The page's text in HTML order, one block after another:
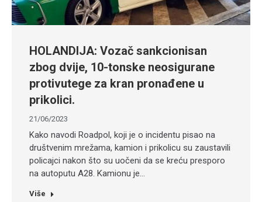
HOLANDIJA: Vozač sankcionisan
zbog dvije, 10-tonske neosigurane
protivutege za kran pronađene u
prikolici.
21/06/2023
Kako navodi Roadpol, koji je o incidentu pisao na
društvenim mrežama, kamion i prikolicu su zaustavili
policajci nakon što su uočeni da se kreću presporo
na autoputu A28. Kamionu je…
Više